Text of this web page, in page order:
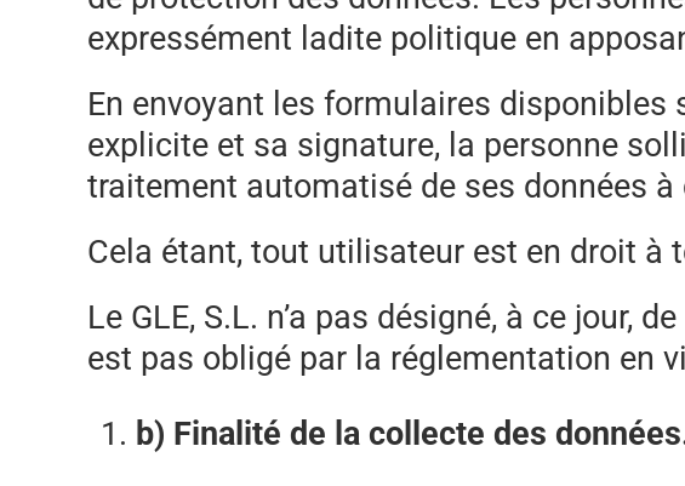
expressément ladite politique en
En envoyant les formulaires
explicite et sa signature, la personne
traitement automatisé de ses données
Cela étant, tout utilisateur est en droit à
Le GLE, S.L. n’a pas désigné, à ce jour,
est pas obligé par la réglementation en
b) Finalité de la collecte des